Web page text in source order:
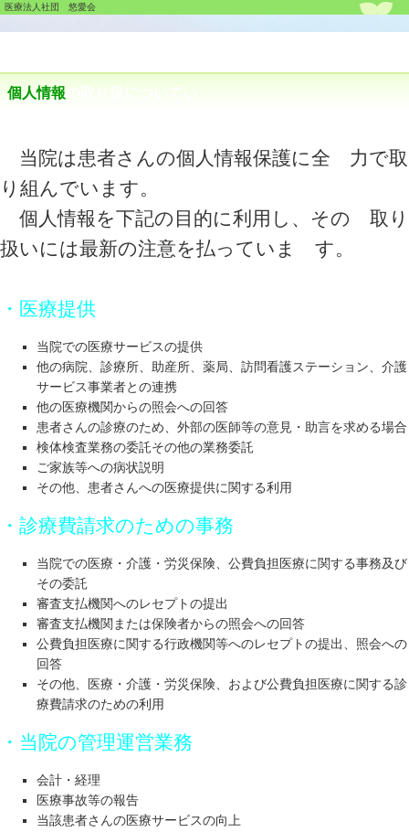
医療法人社団 悠愛会
個人情報の取り扱についてい
当院は患者さんの個人情報保護に全 力で取
り組んでいます。
個人情報を下記の目的に利用し、その 取り
扱いには最新の注意を払っていま す。
・医療提供
当院での医療サービスの提供
他の病院、診療所、助産所、薬局、訪問看護ステーション、介護
サービス事業者との連携
他の医療機関からの照会への回答
患者さんの診療のため、外部の医師等の意見・助言を求める場合
検体検査業務の委託その他の業務委託
ご家族等への病状説明
その他、患者さんへの医療提供に関する利用
・診療費請求のための事務
当院での医療・介護・労災保険、公費負担医療に関する事務及び
その委託
審査支払機関へのレセプトの提出
審査支払機関または保険者からの照会への回答
公費負担医療に関する行政機関等へのレセプトの提出、照会への
回答
その他、医療・介護・労災保険、および公費負担医療に関する診
療費請求のための利用
・当院の管理運営業務
会計・経理
医療事故等の報告
当該患者さんの医療サービスの向上